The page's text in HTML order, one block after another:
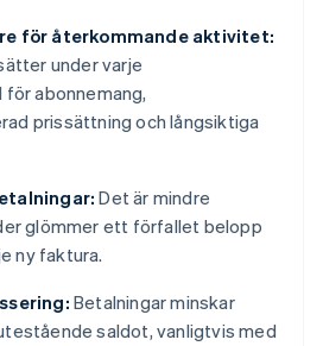
för återkommande aktivitet:
under varje
abonnemang,
prissättning och långsiktiga
Det är mindre
glömmer ett förfallet belopp
ny faktura.
Betalningar minskar
saldot, vanligtvis med